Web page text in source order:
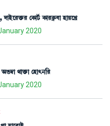
ëA¡ài¢¡ A¡à¹A¥¡¤à ÒàÚìJø
2020
=àv¡û¡à ëÒà;>[¹
2020